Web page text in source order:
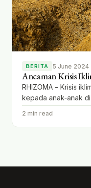
BERITA 5 June 2024
Ancaman Krisis
RHIZOMA – Krisis
kepada anak-anak
berpengaruh pada
2 min read